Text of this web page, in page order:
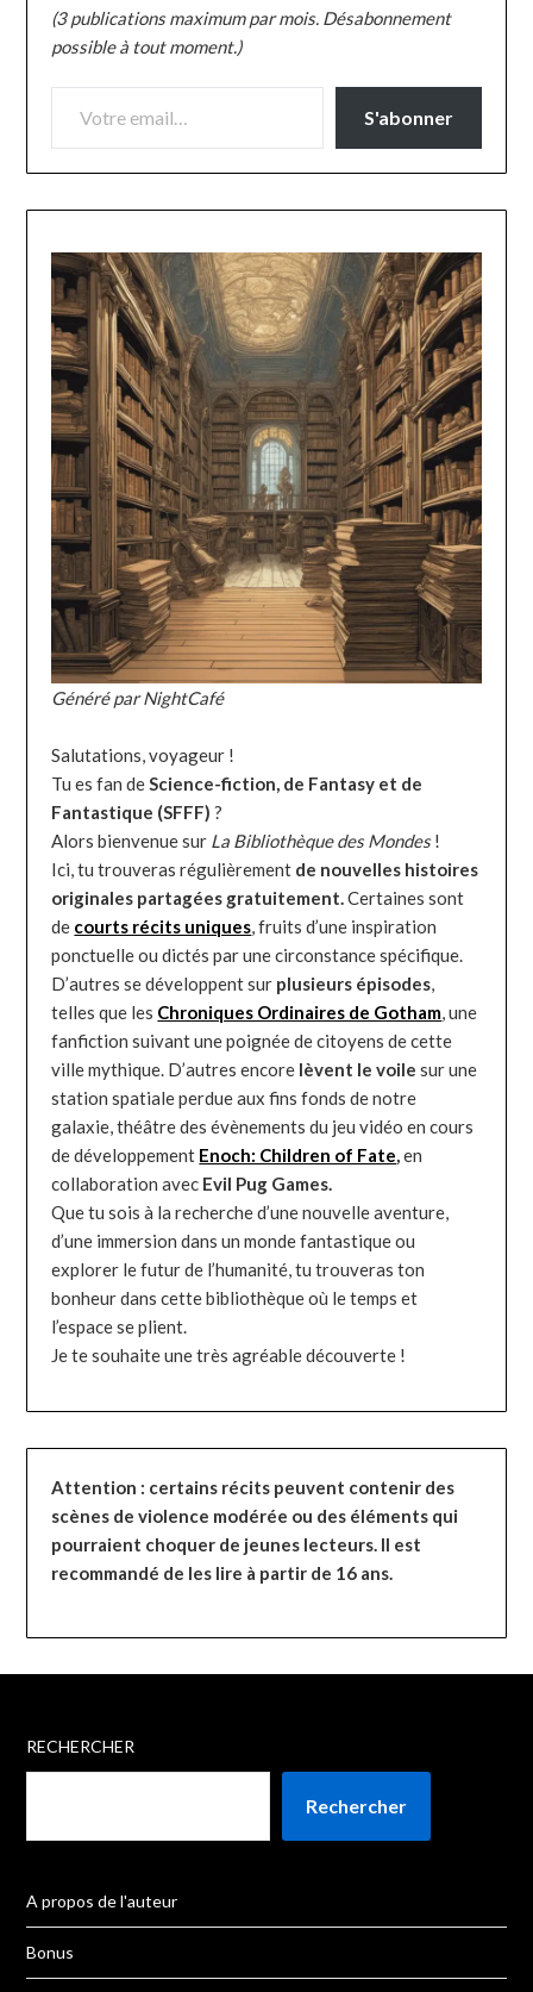
(3 publications maximum par mois. Désabonnement
possible à tout moment.)
VOTRE EMAIL…
S'abonner
Généré par NightCafé
Salutations, voyageur !
Tu es fan de Science-fiction, de Fantasy et de
Fantastique (SFFF) ?
Alors bienvenue sur La Bibliothèque des Mondes!
Ici, tu trouveras régulièrement de nouvelles histoires
originales partagées gratuitement. Certaines sont
de courts récits uniques , fruits d’une inspiration
ponctuelle ou dictés par une circonstance spécifique.
D’autres se développent sur plusieurs épisodes
telles que les Chroniques Ordinaires de Gotham , une
fanfiction suivant une poignée de citoyens de cette
ville mythique. D’autres encore lèvent le voile sur une
station spatiale perdue aux fins fonds de notre
galaxie, théâtre des évènements du jeu vidéo en cours
de développement Enoch: Children of Fate en
collaboration avec Evil Pug Games.
Que tu sois à la recherche d’une nouvelle aventure,
d’une immersion dans un monde fantastique ou
explorer le futur de l’humanité, tu trouveras ton
bonheur dans cette bibliothèque où le temps et
l’espace se plient.
Je te souhaite une très agréable découverte !
Attention : certains récits peuvent contenir des
scènes de violence modérée ou des éléments qui
pourraient choquer de jeunes lecteurs. Il est
recommandé de les lire à partir de 16 ans.
RECHERCHER
Rechercher
A propos de l'auteur
Bonus